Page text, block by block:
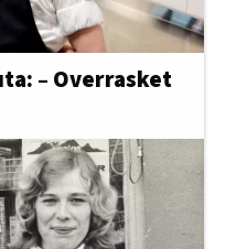
– Overrasket